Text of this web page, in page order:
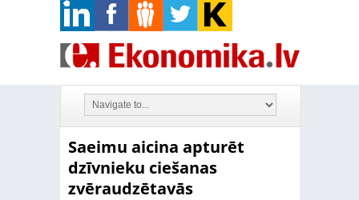
Saeimu aicina apturēt
dzīvnieku ciešanas
zvēraudzētavās